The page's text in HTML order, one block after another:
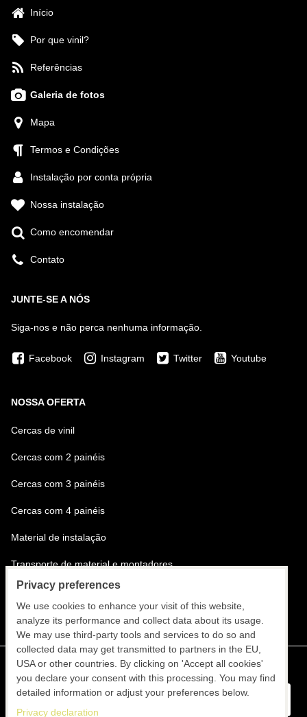
Início
Por que vinil?
Referências
Galeria de fotos
Mapa
Termos e Condições
Instalação por conta própria
Nossa instalação
Como encomendar
Contato
JUNTE-SE A NÓS
Siga-nos e não perca nenhuma informação.
Facebook Instagram Twitter Youtube
NOSSA OFERTA
Cercas de vinil
Cercas com 2 painéis
Cercas com 3 painéis
Cercas com 4 painéis
Material de instalação
Transporte de material e montadores
Instalação de cercas
Privacy preferences
We use cookies to enhance your visit of this website,
analyze its performance and collect data about its usage.
We may use third-party tools and services to do so and
collected data may get transmitted to partners in the EU,
USA or other countries. By clicking on 'Accept all cookies'
you declare your consent with this processing. You may find
detailed information or adjust your preferences below.
Privacy declaration